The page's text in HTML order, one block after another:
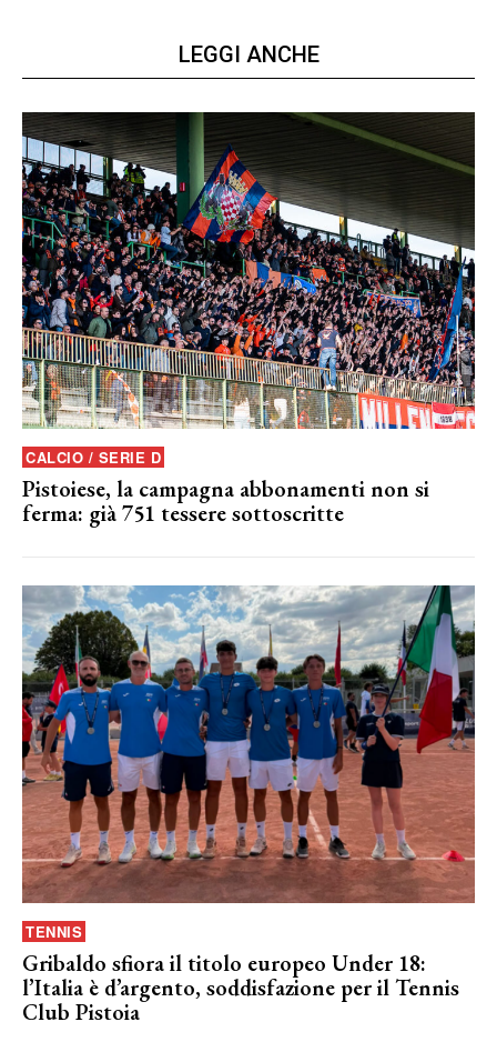
LEGGI ANCHE
CALCIO / SERIE D
Pistoiese, la campagna abbonamenti non si
ferma: già 751 tessere sottoscritte
TENNIS
Gribaldo sfiora il titolo europeo Under 18:
l’Italia è d’argento, soddisfazione per il Tennis
Club Pistoia